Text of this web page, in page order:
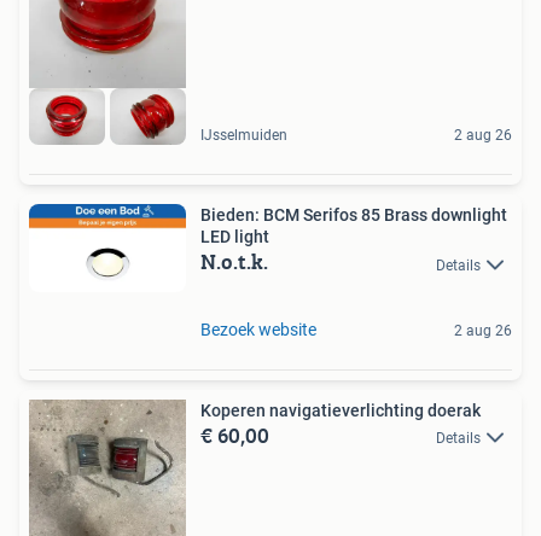
IJsselmuiden 2 aug 26
Bieden: BCM Serifos 85 Brass downlight
LED light
N.o.t.k. Details
Bezoek website 2 aug 26
Koperen navigatieverlichting doerak
€ 60,00 Details